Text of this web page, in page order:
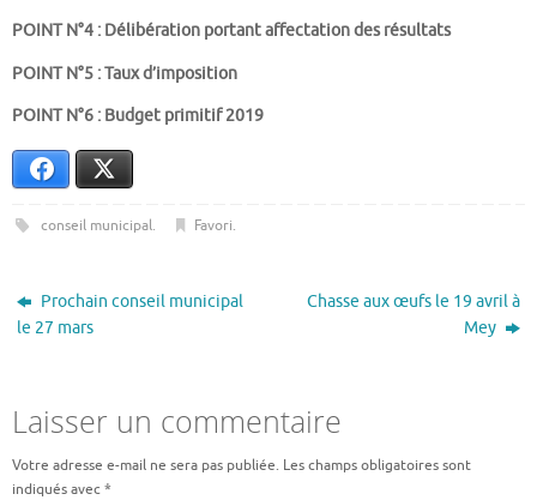
POINT N°4 : Délibération portant affectation des résultats
POINT N°5 : Taux d’imposition
POINT N°6 : Budget primitif 2019
Facebook
conseil municipal. Favori.
Prochain conseil municipal
le 27 mars
Chasse aux œufs le 19 avril à
Mey
Laisser un commentaire
Votre adresse e-mail ne sera pas publiée. Les champs obligatoires sont
indiqués avec*